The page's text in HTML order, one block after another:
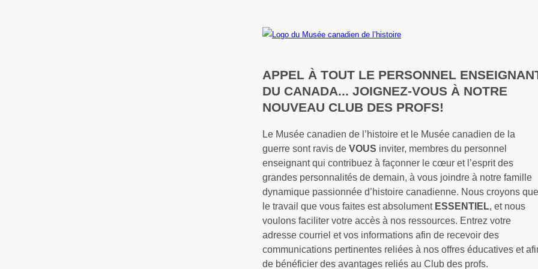
APPEL À TOUT LE PERSONNEL
DU CANADA... JOIGNEZ-VOUS À NOTRE
NOUVEAU CLUB DES PROFS!
Le Musée canadien de l’histoire et le Musée canadien de la
guerre sont ravis de VOUS inviter, membres du personnel
enseignant qui contribuez à façonner le cœur et l’esprit des
grandes personnalités de demain, à vous joindre à notre famille
dynamique passionnée d’histoire canadienne. Nous croyons que
le travail que vous faites est absolument ESSENTIEL, et nous
voulons faciliter votre accès à nos ressources. Entrez votre
adresse courriel et vos informations afin de recevoir des
communications pertinentes reliées à nos offres éducatives et
de bénéficier des avantages reliés au Club des profs.